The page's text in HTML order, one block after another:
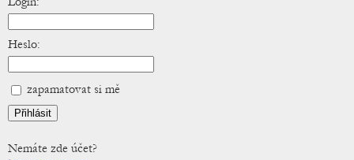
Heslo:
zapamatovat si mě
Nemáte zde účet?